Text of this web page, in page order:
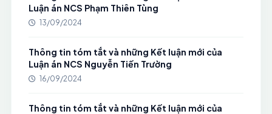
Luận án NCS Phạm Thiên Tùng
13/09/2024
Thông tin tóm tắt và những Kết luận mới của
Luận án NCS Nguyễn Tiến Trường
16/09/2024
Thông tin tóm tắt và những Kết luận mới của